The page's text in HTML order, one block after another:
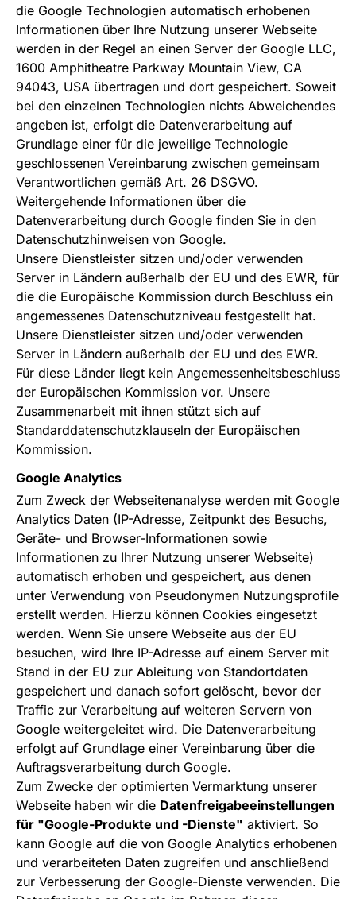
die Google Technologien automatisch erhobenen
Informationen über Ihre Nutzung unserer Webseite
werden in der Regel an einen Server der Google LLC,
1600 Amphitheatre Parkway Mountain View, CA
94043, USA übertragen und dort gespeichert. Soweit
bei den einzelnen Technologien nichts Abweichendes
angeben ist, erfolgt die Datenverarbeitung auf
Grundlage einer für die jeweilige Technologie
geschlossenen Vereinbarung zwischen gemeinsam
Verantwortlichen gemäß Art. 26 DSGVO.
Weitergehende Informationen über die
Datenverarbeitung durch Google finden Sie in den
Datenschutzhinweisen von Google.
Unsere Dienstleister sitzen und/oder verwenden
Server in Ländern außerhalb der EU und des EWR, für
die die Europäische Kommission durch Beschluss ein
angemessenes Datenschutzniveau festgestellt hat.
Unsere Dienstleister sitzen und/oder verwenden
Server in Ländern außerhalb der EU und des EWR.
Für diese Länder liegt kein Angemessenheitsbeschluss
der Europäischen Kommission vor. Unsere
Zusammenarbeit mit ihnen stützt sich auf
Standarddatenschutzklauseln der Europäischen
Kommission.
Google Analytics
Zum Zweck der Webseitenanalyse werden mit Google
Analytics Daten (IP-Adresse, Zeitpunkt des Besuchs,
Geräte- und Browser-Informationen sowie
Informationen zu Ihrer Nutzung unserer Webseite)
automatisch erhoben und gespeichert, aus denen
unter Verwendung von Pseudonymen Nutzungsprofile
erstellt werden. Hierzu können Cookies eingesetzt
werden. Wenn Sie unsere Webseite aus der EU
besuchen, wird Ihre IP-Adresse auf einem Server mit
Stand in der EU zur Ableitung von Standortdaten
gespeichert und danach sofort gelöscht, bevor der
Traffic zur Verarbeitung auf weiteren Servern von
Google weitergeleitet wird. Die Datenverarbeitung
erfolgt auf Grundlage einer Vereinbarung über die
Auftragsverarbeitung durch Google.
Zum Zwecke der optimierten Vermarktung unserer
Webseite haben wir die Datenfreigabeeinstellungen
für "Google-Produkte und -Dienste" aktiviert. So
kann Google auf die von Google Analytics erhobenen
und verarbeiteten Daten zugreifen und anschließend
zur Verbesserung der Google-Dienste verwenden. Die